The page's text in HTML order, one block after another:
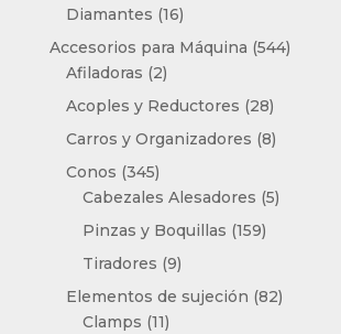
Diamantes 1616
productos
Accesorios para Máquina 544544
Afiladoras 22
productos
Acoples y Reductores 2828
productos
Carros y Organizadores 88
Conos 345345
productos
Cabezales Alesadores 55
Pinzas y Boquillas 159159
Tiradores 99
productos
Elementos de sujeción 8282
Clamps 1111